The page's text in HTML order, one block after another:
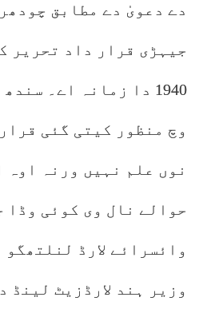
دے دعویٰ دے مطابق
جیہڑی قرار داد تحریر
وچ منظور کیتی گئی
نوں علم نہیں ورنہ اوہ
حوالے نال وی کوئی وڈا
وزیر ہند لارڈزیٹ لینڈ